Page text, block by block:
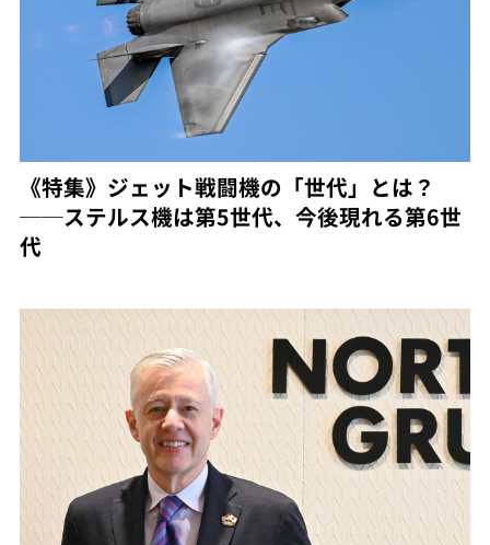
《特集》ジェット戦闘機の「世代」とは？
──ステルス機は第5世代、今後現れる第6世
代